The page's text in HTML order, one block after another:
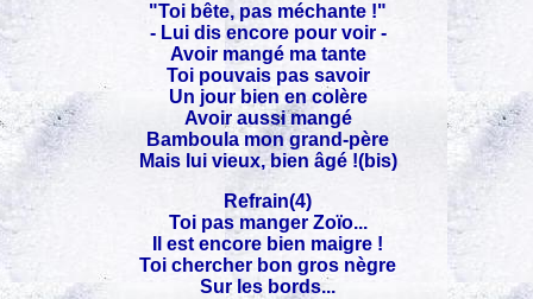
"Toi bête, pas méchante !"
- Lui dis encore pour voir -
Avoir mangé ma tante
Toi pouvais pas savoir
Un jour bien en colère
Avoir aussi mangé
Bamboula mon grand-père
Mais lui vieux, bien âgé !(bis)
Refrain(4)
Toi pas manger Zoïo...
Il est encore bien maigre !
Toi chercher bon gros nègre
Sur les bords...